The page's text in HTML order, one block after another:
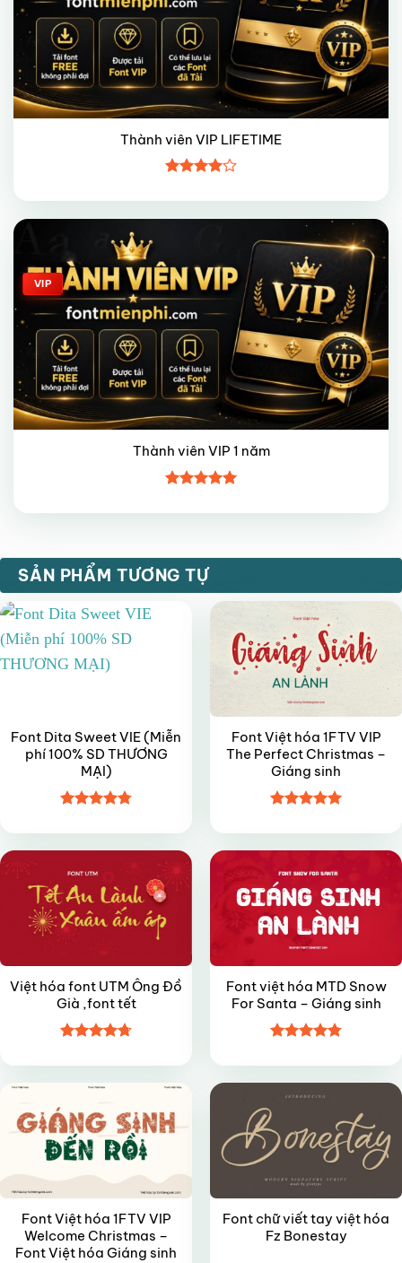
Thành viên VIP LIFETIME
xếp hạng
Giảm giá!
VIP
Thành viên VIP 1 năm
hạng55
SẢN PHẨM TƯƠNG TỰ
VIP
Font Dita Sweet VIE (Miễn
phí 100% SD THƯƠNG
MẠI)
hạng4.85
sao
Font Việt hóa 1FTV VIP
The Perfect Christmas –
Giáng sinh
hạng55
sao
Việt hóa font UTM Ông Đồ
Già ,font tết
hạng4.75
sao
Font việt hóa MTD Snow
For Santa – Giáng sinh
hạng4.85
sao
Font Việt hóa 1FTV VIP
Welcome Christmas –
Font Việt hóa Giáng sinh
Font chữ viết tay việt hóa
Fz Bonestay